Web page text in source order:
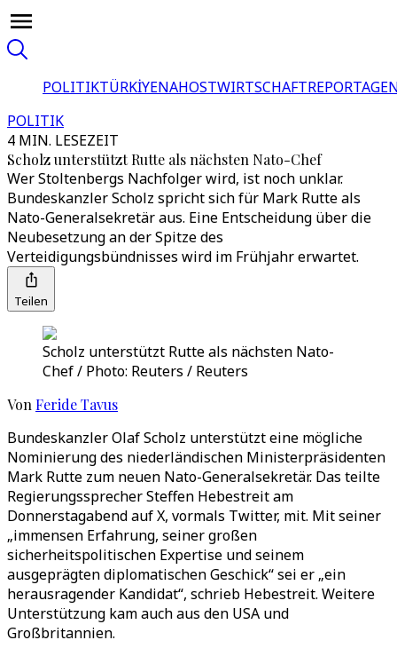
POLITIKTÜRKİYENAHOSTWIRTSCHAFT
POLITIK
4 MIN. LESEZEIT
Scholz unterstützt Rutte als nächsten Nato-Chef
Wer Stoltenbergs Nachfolger wird, ist noch unklar.
Bundeskanzler Scholz spricht sich für Mark Rutte als
Nato-Generalsekretär aus. Eine Entscheidung über die
Neubesetzung an der Spitze des
Verteidigungsbündnisses wird im Frühjahr erwartet.
Teilen
Scholz unterstützt Rutte als nächsten Nato-
Chef / Photo: Reuters / Reuters
Von Feride Tavus
Bundeskanzler Olaf Scholz unterstützt eine mögliche
Nominierung des niederländischen Ministerpräsidenten
Mark Rutte zum neuen Nato-Generalsekretär. Das teilte
Regierungssprecher Steffen Hebestreit am
Donnerstagabend auf X, vormals Twitter, mit. Mit seiner
„immensen Erfahrung, seiner großen
sicherheitspolitischen Expertise und seinem
ausgeprägten diplomatischen Geschick“ sei er „ein
herausragender Kandidat“, schrieb Hebestreit. Weitere
Unterstützung kam auch aus den USA und
Großbritannien.